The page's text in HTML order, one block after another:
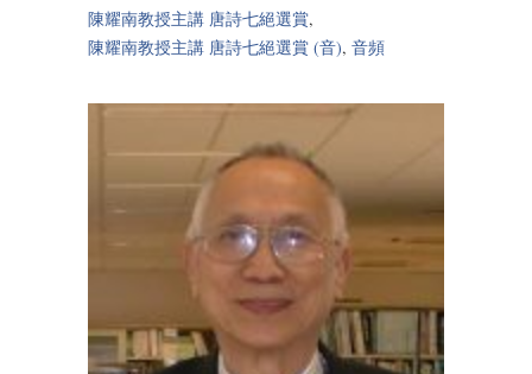
陳耀南教授主講 唐詩七絕選賞,
陳耀南教授主講 唐詩七絕選賞 (音), 音頻
Audio